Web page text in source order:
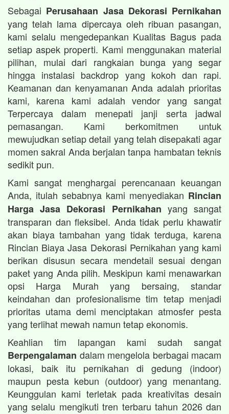
Sebagai Perusahaan Jasa Dekorasi Pernikahan
yang telah lama dipercaya oleh ribuan pasangan,
kami selalu mengedepankan Kualitas Bagus pada
setiap aspek properti. Kami menggunakan material
pilihan, mulai dari rangkaian bunga yang segar
hingga instalasi backdrop yang kokoh dan rapi.
Keamanan dan kenyamanan Anda adalah prioritas
kami, karena kami adalah vendor yang sangat
Terpercaya dalam menepati janji serta jadwal
pemasangan. Kami berkomitmen untuk
mewujudkan setiap detail yang telah disepakati agar
momen sakral Anda berjalan tanpa hambatan teknis
sedikit pun.
Kami sangat menghargai perencanaan keuangan
Anda, itulah sebabnya kami menyediakan Rincian
Harga Jasa Dekorasi Pernikahan yang sangat
transparan dan fleksibel. Anda tidak perlu khawatir
akan biaya tambahan yang tidak terduga, karena
Rincian Biaya Jasa Dekorasi Pernikahan yang kami
berikan disusun secara mendetail sesuai dengan
paket yang Anda pilih. Meskipun kami menawarkan
opsi Harga Murah yang bersaing, standar
keindahan dan profesionalisme tim tetap menjadi
prioritas utama demi menciptakan atmosfer pesta
yang terlihat mewah namun tetap ekonomis.
Keahlian tim lapangan kami sudah sangat
Berpengalaman dalam mengelola berbagai macam
lokasi, baik itu pernikahan di gedung (indoor)
maupun pesta kebun (outdoor) yang menantang.
Keunggulan kami terletak pada kreativitas desain
yang selalu mengikuti tren terbaru tahun 2026 dan